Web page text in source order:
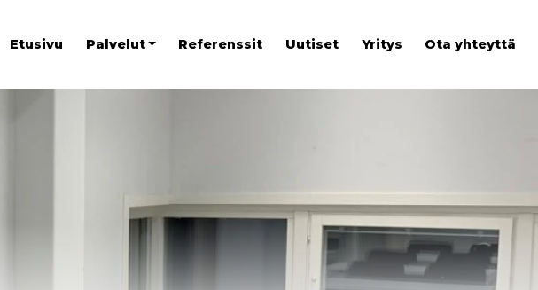
Etusivu Palvelut Referenssit Uutiset Yritys Ota yhteyttä